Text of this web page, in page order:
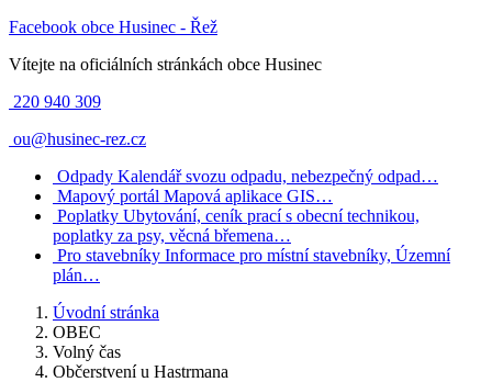
Facebook obce Husinec - Řež
Vítejte na oficiálních stránkách obce Husinec
220 940 309
ou@husinec-rez.cz
Odpady Kalendář svozu odpadu, nebezpečný odpad…
Mapový portál Mapová aplikace GIS…
Poplatky Ubytování, ceník prací s obecní technikou,
poplatky za psy, věcná břemena…
Pro stavebníky Informace pro místní stavebníky, Územní
plán…
Úvodní stránka
OBEC
Volný čas
Občerstvení u Hastrmana